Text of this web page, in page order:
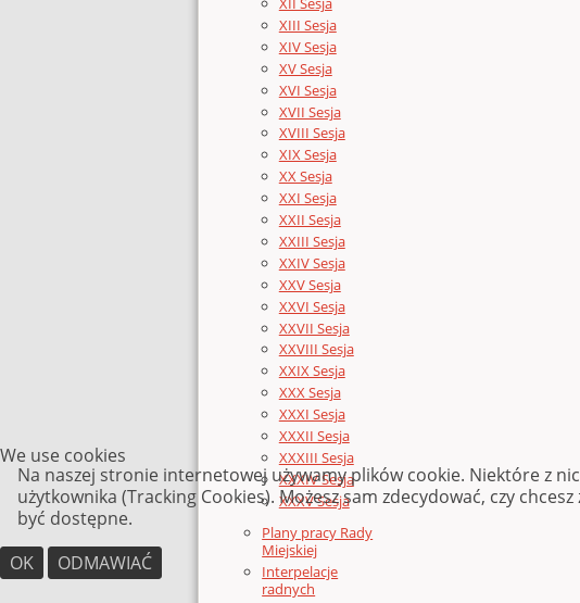
XIII Sesja
XIV Sesja
XV Sesja
XVI Sesja
XVII Sesja
XVIII Sesja
XIX Sesja
XX Sesja
XXI Sesja
XXII Sesja
XXIII Sesja
XXIV Sesja
XXV Sesja
XXVI Sesja
XXVII Sesja
XXVIII Sesja
XXIX Sesja
XXX Sesja
XXXI Sesja
XXXII Sesja
XXXIII Sesja
XXXIV Sesja
XXXV Sesja
Plany pracy Rady
Miejskiej
Interpelacje
radnych
We use cookies
Na naszej stronie internetowej używamy plików cookie. Niektóre z
użytkownika (Tracking Cookies). Możesz sam zdecydować, czy
być dostępne.
OK
ODMAWIAĆ